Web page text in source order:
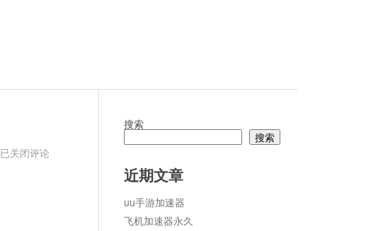
银
已关闭评论
搜索
搜索
近期文章
uu手游加速器
飞机加速器永久